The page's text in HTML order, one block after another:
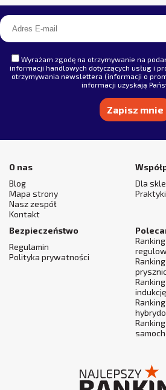
Wyrażam zgodę na otrzymywanie na
informacji handlowych dotyczących usług i
otrzymywania newslettera (informacji o
informacji uzyskają
O nas
Blog
Mapa strony
Nasz zespół
Kontakt
Dla
Bezpieczeństwo
Regulamin
Polityka prywatności
indukcję